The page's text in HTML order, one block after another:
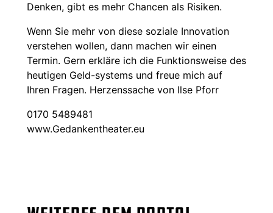
Denken, gibt es mehr Chancen als Risiken.
Wenn Sie mehr von diese soziale Innovation
verstehen wollen, dann machen wir einen
Termin. Gern erkläre ich die Funktionsweise des
heutigen Geld-systems und freue mich auf
Ihren Fragen. Herzenssache von Ilse Pforr
0170 5489481
www.Gedankentheater.eu